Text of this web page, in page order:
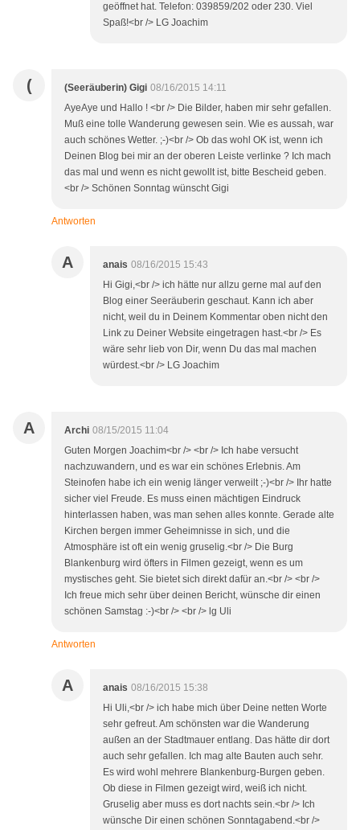
geöffnet hat. Telefon: 039859/202 oder 230. Viel
Spaß!<br /> LG Joachim
( (Seeräuberin) Gigi 08/16/2015 14:11
AyeAye und Hallo ! <br /> Die Bilder, haben mir sehr gefallen.
Muß eine tolle Wanderung gewesen sein. Wie es aussah, war
auch schönes Wetter. ;-)<br /> Ob das wohl OK ist, wenn ich
Deinen Blog bei mir an der oberen Leiste verlinke ? Ich mach
das mal und wenn es nicht gewollt ist, bitte Bescheid geben.
<br /> Schönen Sonntag wünscht Gigi
Antworten
A anais 08/16/2015 15:43
Hi Gigi,<br /> ich hätte nur allzu gerne mal auf den
Blog einer Seeräuberin geschaut. Kann ich aber
nicht, weil du in Deinem Kommentar oben nicht den
Link zu Deiner Website eingetragen hast.<br /> Es
wäre sehr lieb von Dir, wenn Du das mal machen
würdest.<br /> LG Joachim
A Archi 08/15/2015 11:04
Guten Morgen Joachim<br /> <br /> Ich habe versucht
nachzuwandern, und es war ein schönes Erlebnis. Am
Steinofen habe ich ein wenig länger verweilt ;-)<br /> Ihr hatte
sicher viel Freude. Es muss einen mächtigen Eindruck
hinterlassen haben, was man sehen alles konnte. Gerade alte
Kirchen bergen immer Geheimnisse in sich, und die
Atmosphäre ist oft ein wenig gruselig.<br /> Die Burg
Blankenburg wird öfters in Filmen gezeigt, wenn es um
mystisches geht. Sie bietet sich direkt dafür an.<br /> <br />
Ich freue mich sehr über deinen Bericht, wünsche dir einen
schönen Samstag :-)<br /> <br /> lg Uli
Antworten
A anais 08/16/2015 15:38
Hi Uli,<br /> ich habe mich über Deine netten Worte
sehr gefreut. Am schönsten war die Wanderung
außen an der Stadtmauer entlang. Das hätte dir dort
auch sehr gefallen. Ich mag alte Bauten auch sehr.
Es wird wohl mehrere Blankenburg-Burgen geben.
Ob diese in Filmen gezeigt wird, weiß ich nicht.
Gruselig aber muss es dort nachts sein.<br /> Ich
wünsche Dir einen schönen Sonntagabend.<br />